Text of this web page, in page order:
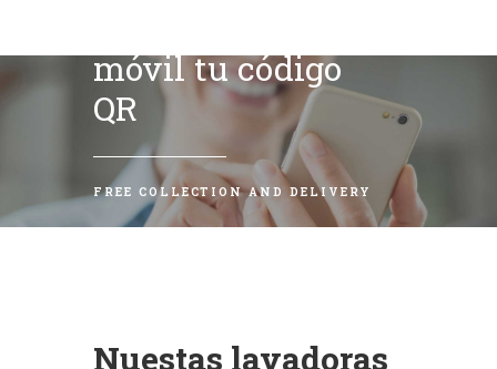
móvil tu código
QR
FREE COLLECTION AND DELIVERY
Nuestas lavadoras